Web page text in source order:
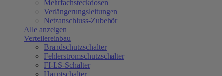
Mehrfachsteckdosen
Verlängerungsleitungen
Netzanschluss-Zubehör
Alle anzeigen
Verteilereinbau
Brandschutzschalter
Fehlerstromschutzschalter
FI-LS-Schalter
Hauptschalter